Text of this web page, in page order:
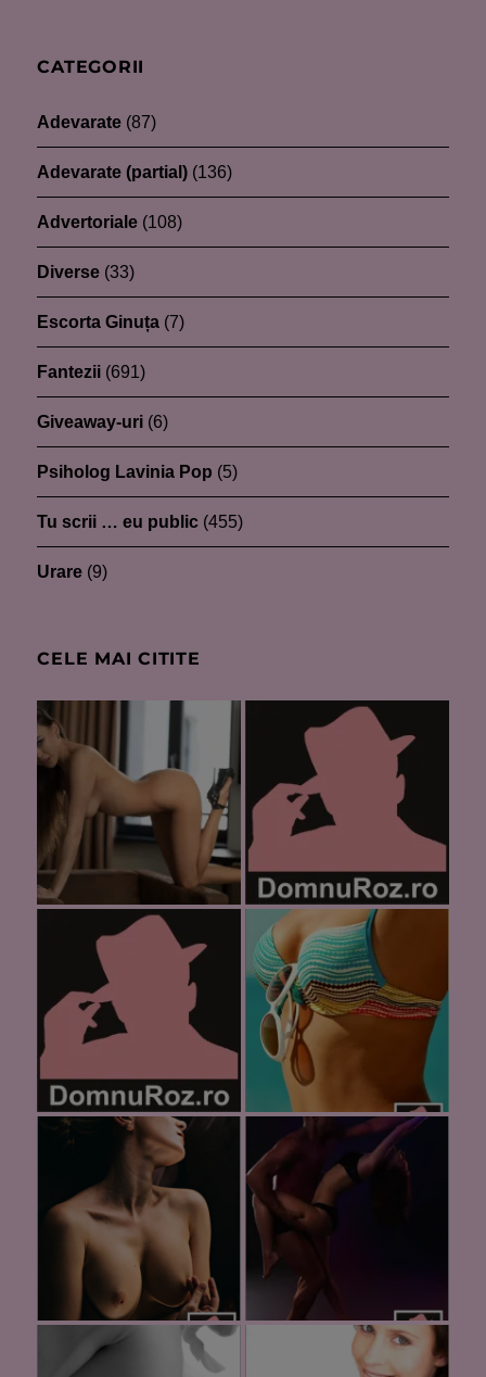
CATEGORII
Adevarate (87)
Adevarate (partial) (136)
Advertoriale (108)
Diverse (33)
Escorta Ginuța (7)
Fantezii (691)
Giveaway-uri (6)
Psiholog Lavinia Pop (5)
Tu scrii … eu public (455)
Urare (9)
CELE MAI CITITE